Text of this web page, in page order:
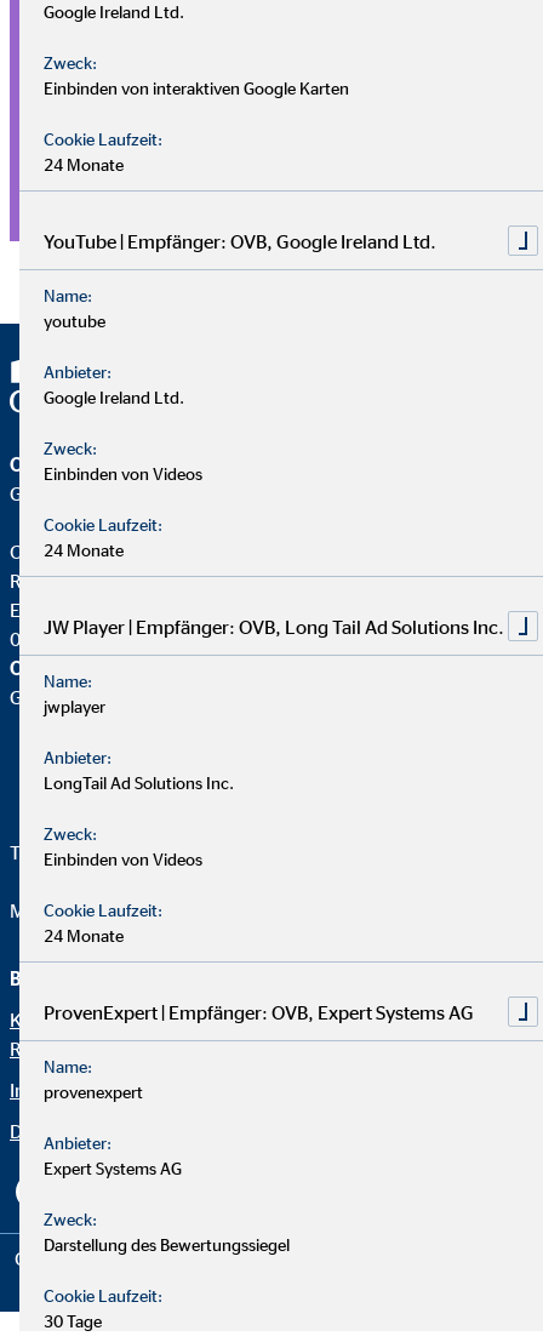
Ein duales Bachelor-Studium in unserer Direktion ist ein
Praxis miteinander. Seit 1996 sind wir Praxispartner der
staatlichen Berufsakademie Sachsen. Du hast die Wahl
zwischen 4 Studiengängen.
OVB Vermögensberatung AG
Geschäftsstelle | Leipzig
Christian F. Hamann B.A.
Regionaldirektor für die OVB
Erich-Zeigner-Allee 79a
04229 Leipzig
OVB Vermögensberatung AG
Geschäftsstelle |
Telefon:+49 (341) 462480
Mail:office.hamann@ovb.de
Beraterseite
Karriere in der
Regionaldirektion Hamann
Impressum
Datenschutz
Datenschutz
Copyright © 2026 by OVB Vermögensberatung AG | All Rights
Google Ireland Ltd.
Zweck:
Einbinden von interaktiven Google Karten
Cookie Laufzeit:
24 Monate
YouTube | Empfänger: OVB, Google Ireland Ltd.
Name:
youtube
Anbieter:
Google Ireland Ltd.
Zweck:
Einbinden von Videos
Cookie Laufzeit:
24 Monate
JW Player | Empfänger: OVB, Long Tail Ad Solutions Inc.
Name:
jwplayer
Anbieter:
LongTail Ad Solutions Inc.
Zweck:
Einbinden von Videos
Cookie Laufzeit:
24 Monate
ProvenExpert | Empfänger: OVB, Expert Systems AG
Name:
provenexpert
Anbieter:
Expert Systems AG
Zweck:
Darstellung des Bewertungssiegel
Cookie Laufzeit:
30 Tage